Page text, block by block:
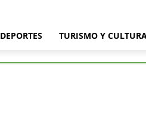
DEPORTES TURISMO Y